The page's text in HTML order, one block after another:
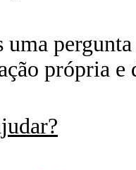
uma
própria